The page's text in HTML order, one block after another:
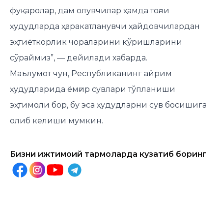
фуқаролар, дам олувчилар ҳамда тоғли
ҳудудларда ҳаракатланувчи ҳайдовчилардан
эҳтиёткорлик чораларини кўришларини
сўраймиз”, — дейилади хабарда.
Маълумот чун, Республиканинг айрим
ҳудудларида ёмғир сувлари тўпланиши
эҳтимоли бор, бу эса ҳудудларни сув босишига
олиб келиши мумкин.
Бизни ижтимоий тармоқларда кузатиб боринг